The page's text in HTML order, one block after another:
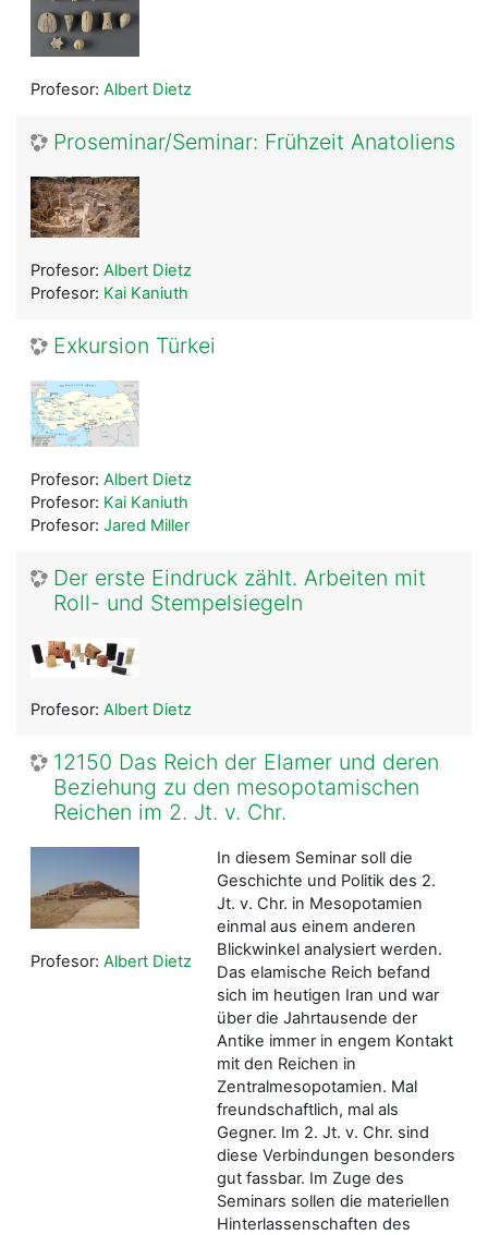
Profesor: Albert Dietz
Proseminar/Seminar: Frühzeit Anatoliens
Profesor: Albert Dietz
Profesor: Kai Kaniuth
Exkursion Türkei
Profesor: Albert Dietz
Profesor: Kai Kaniuth
Profesor: Jared Miller
Der erste Eindruck zählt. Arbeiten mit
Roll- und Stempelsiegeln
Profesor: Albert Dietz
12150 Das Reich der Elamer und deren
Beziehung zu den mesopotamischen
Reichen im 2. Jt. v. Chr.
In diesem Seminar soll die
Geschichte und Politik des 2.
Jt. v. Chr. in Mesopotamien
einmal aus einem anderen
Blickwinkel analysiert werden.
Das elamische Reich befand
sich im heutigen Iran und war
über die Jahrtausende der
Antike immer in engem Kontakt
mit den Reichen in
Zentralmesopotamien. Mal
freundschaftlich, mal als
Gegner. Im 2. Jt. v. Chr. sind
diese Verbindungen besonders
gut fassbar. Im Zuge des
Seminars sollen die materiellen
Hinterlassenschaften des
Profesor: Albert Dietz